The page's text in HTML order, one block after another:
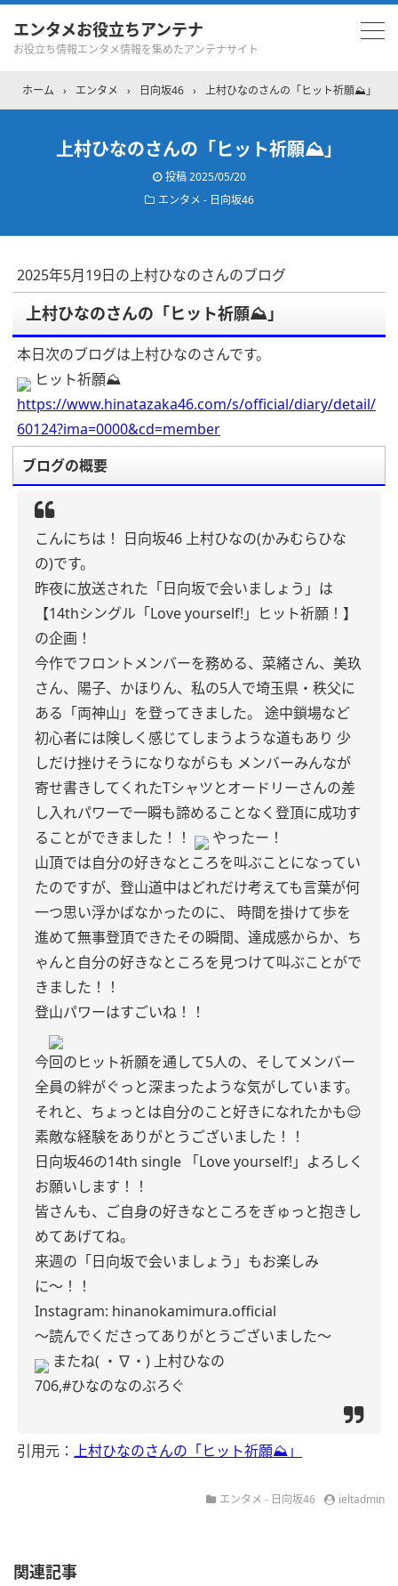
エンタメお役立ちアンテナ
お役立ち情報エンタメ情報を集めたアンテナサイト
ホーム › エンタメ › 日向坂46 › 上村ひなのさんの「ヒット祈願⛰️」
上村ひなのさんの「ヒット祈願⛰️」
投稿2025/05/20
エンタメ - 日向坂46
2025年5月19日の上村ひなのさんのブログ
上村ひなのさんの「ヒット祈願⛰️」
本日次のブログは上村ひなのさんです。
ヒット祈願⛰️
https://www.hinatazaka46.com/s/official/diary/detail/
60124?ima=0000&cd=member
ブログの概要
こんにちは！ 日向坂46 上村ひなの(かみむらひな
の)です。
昨夜に放送された「日向坂で会いましょう」は
【14thシングル「Love yourself!」ヒット祈願！】
の企画！
今作でフロントメンバーを務める、菜緒さん、美玖
さん、陽子、かほりん、私の5人で埼玉県・秩父に
ある「両神山」を登ってきました。
途中鎖場など
初心者には険しく感じてしまうような道もあり 少
しだけ挫けそうになりながらも メンバーみんなが
寄せ書きしてくれたTシャツとオードリーさんの差
し入れパワーで一瞬も諦めることなく登頂に成功す
ることができました！！
やったー！
山頂では自分の好きなところを叫ぶことになってい
たのですが、登山道中はどれだけ考えても言葉が何
一つ思い浮かばなかったのに、
時間を掛けて歩を
進めて無事登頂できたその瞬間、達成感からか、ち
ゃんと自分の好きなところを見つけて叫ぶことがで
きました！！
登山パワーはすごいね！！
今回のヒット祈願を通して5人の、そしてメンバー
全員の絆がぐっと深まったような気がしています。
それと、ちょっとは自分のこと好きになれたかも😌
素敵な経験をありがとうございました！！
日向坂46の14th single
「Love yourself!」よろしく
お願いします！！
皆さんも、ご自身の好きなところをぎゅっと抱きし
めてあげてね。
来週の「日向坂で会いましょう」もお楽しみ
に〜！！
Instagram: hinanokamimura.official
〜読んでくださってありがとうございました〜
またね( ・∇・) 上村ひなの
706,#ひなのなのぶろぐ
引用元： 上村ひなのさんの「ヒット祈願⛰️」
エンタメ - 日向坂46 ieltadmin
関連記事